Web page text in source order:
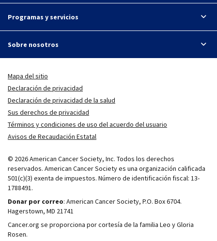
Programas y servicios
Sobre nosotros
Mapa del sitio
Declaración de privacidad
Declaración de privacidad de la salud
Sus derechos de privacidad
Términos y condiciones de uso del acuerdo del usuario
Avisos de Recaudación Estatal
© 2026 American Cancer Society, Inc. Todos los derechos
reservados. American Cancer Society es una organización calificada
501(c)(3) exenta de impuestos. Número de identificación fiscal: 13-
1788491.
Donar por correo: American Cancer Society, P.O. Box 6704.
Hagerstown, MD 21741
Cancer.org se proporciona por cortesía de la familia Leo y Gloria
Rosen.